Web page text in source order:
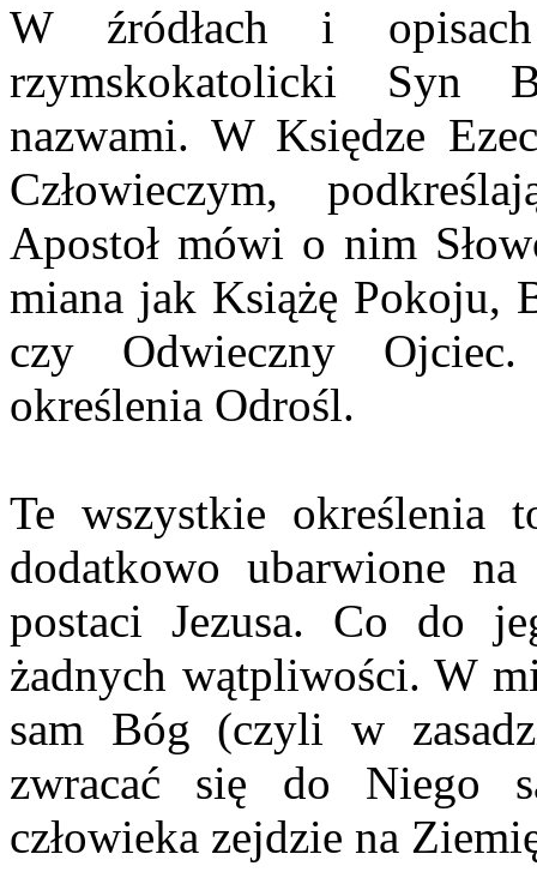
W źródłach i
rzymskokatolicki Syn
nazwami. W Księdze
Człowieczym,
Apostoł mówi o nim
miana jak Książę Pokoju,
czy Odwieczny Ojciec.
określenia Odrośl.
Te wszystkie określenia
dodatkowo ubarwione na
postaci Jezusa. Co do
żadnych wątpliwości. W
sam Bóg (czyli w
zwracać się do Niego
człowieka zejdzie na